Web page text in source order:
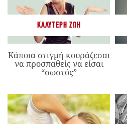
ΚΑΛΎΤΕΡΗ ΖΩΉ
Κάποια στιγμή κουράζεσαι
να προσπαθείς να είσαι
“σωστός”